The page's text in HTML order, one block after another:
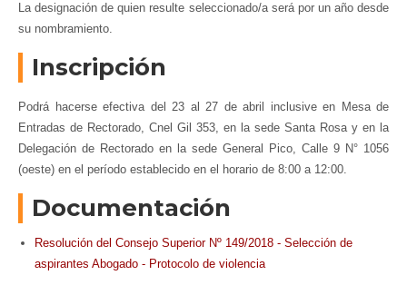
La designación de quien resulte seleccionado/a será por un año desde
su nombramiento.
Inscripción
Podrá hacerse efectiva del 23 al 27 de abril inclusive en Mesa de
Entradas de Rectorado, Cnel Gil 353, en la sede Santa Rosa y en la
Delegación de Rectorado en la sede General Pico, Calle 9 N° 1056
(oeste) en el período establecido en el horario de 8:00 a 12:00.
Documentación
Resolución del Consejo Superior Nº 149/2018 - Selección de
aspirantes Abogado - Protocolo de violencia